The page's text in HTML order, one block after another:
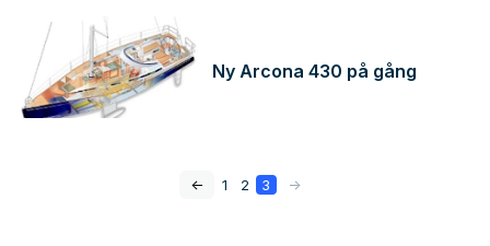
Ny Arcona 430 på gång
<- 1 2 3 ->